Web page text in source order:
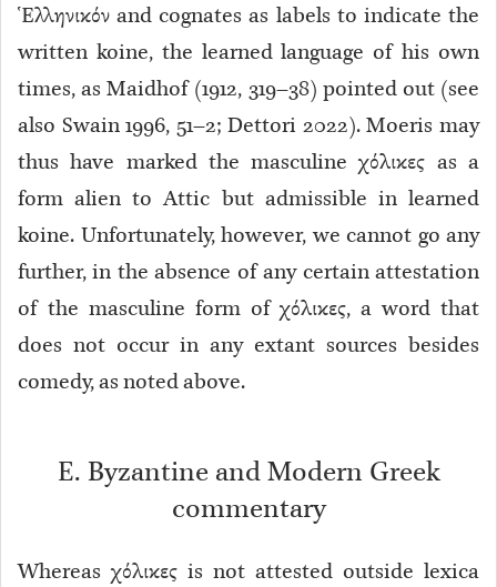
Ἑλληνικόν and cognates as labels to indicate the
written koine, the learned language of his own
times, as Maidhof (1912, 319–38) pointed out (see
also Swain 1996, 51–2; Dettori 2022). Moeris may
thus have marked the masculine χόλικες as a
form alien to Attic but admissible in learned
koine. Unfortunately, however, we cannot go any
further, in the absence of any certain attestation
of the masculine form of χόλικες, a word that
does not occur in any extant sources besides
comedy, as noted above.
E. Byzantine and Modern Greek
commentary
Whereas χόλικες is not attested outside lexica